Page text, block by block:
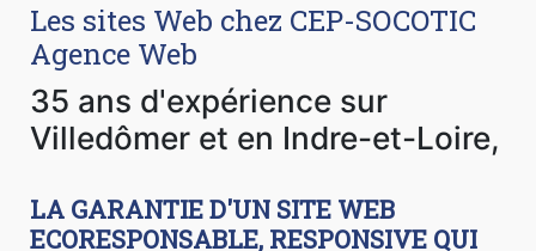
Les sites Web chez CEP-SOCOTIC
Agence Web
35 ans d'expérience sur
Villedômer et en Indre-et-Loire,
LA GARANTIE D'UN SITE WEB
ECORESPONSABLE, RESPONSIVE QUI